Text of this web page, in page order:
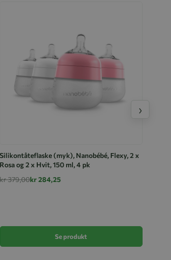
Silikontåteflaske (myk), Nanobébé, Flexy, 2 x
Rosa og 2 x Hvit, 150 ml, 4 pk
kr 379,00kr 284,25
Se produkt
›